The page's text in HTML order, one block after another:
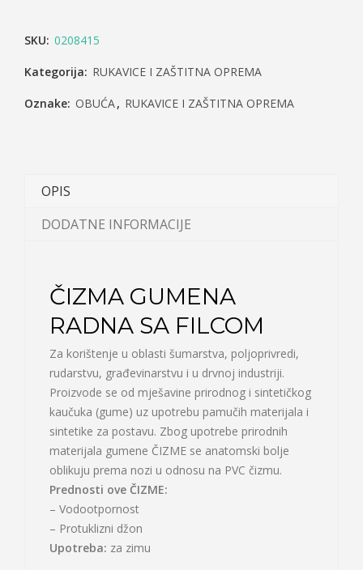
SKU: 0208415
Kategorija: RUKAVICE I ZAŠTITNA OPREMA
Oznake: OBUĆA, RUKAVICE I ZAŠTITNA OPREMA
OPIS
DODATNE INFORMACIJE
ČIZMA GUMENA
RADNA SA FILCOM
Za korištenje u oblasti šumarstva, poljoprivredi,
rudarstvu, građevinarstvu i u drvnoj industriji.
Proizvode se od mješavine prirodnog i sintetičkog
kaučuka (gume) uz upotrebu pamučih materijala i
sintetike za postavu. Zbog upotrebe prirodnih
materijala gumene ČIZME se anatomski bolje
oblikuju prema nozi u odnosu na PVC čizmu.
Prednosti ove ČIZME:
– Vodootpornost
– Protuklizni džon
Upotreba: za zimu